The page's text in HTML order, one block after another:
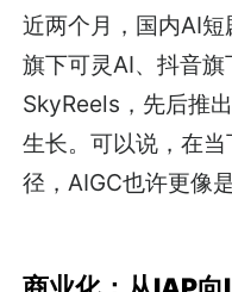
近两个月，国内AI
旗下可灵AI、抖音
SkyReels，先后推
生长。可以说，在
径，AIGC也许更像